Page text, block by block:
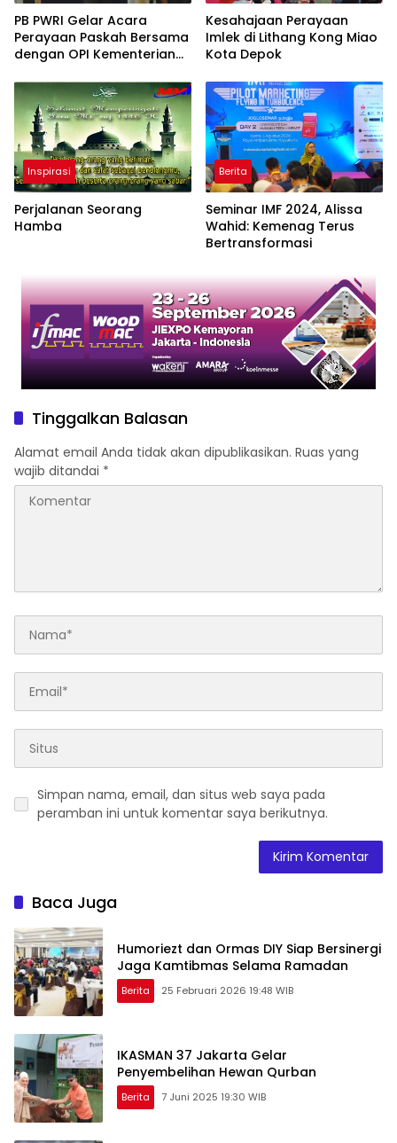
PB PWRI Gelar Acara
Perayaan Paskah Bersama
dengan OPI Kementerian
Kesahajaan Perayaan
Imlek di Lithang Kong Miao
Kota Depok
Inspirasi
Perjalanan Seorang
Hamba
Berita
Seminar IMF 2024, Alissa
Wahid: Kemenag Terus
Bertransformasi
Tinggalkan Balasan
Alamat email Anda tidak akan dipublikasikan. Ruas yang
wajib ditandai *
Simpan nama, email, dan situs web saya pada
peramban ini untuk komentar saya berikutnya.
Baca Juga
Humoriezt dan Ormas DIY Siap Bersinergi
Jaga Kamtibmas Selama Ramadan
Berita 25 Februari 2026 19:48 WIB
IKASMAN 37 Jakarta Gelar
Penyembelihan Hewan Qurban
Berita 7 Juni 2025 19:30 WIB